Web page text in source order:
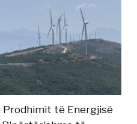
të Energjisë